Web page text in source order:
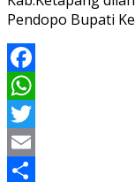
Pendopo Bupati
Facebook
WhatsApp
Twitter
Email